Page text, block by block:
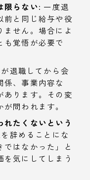
限らない: 一度退
前と同じ給与や役
ません。場合によ
も覚悟が必要で
退職してから会
係、事業内容な
あります。その変
問われます。
れたくないという
辞めることにな
ではなかった」と
気にしてしまう